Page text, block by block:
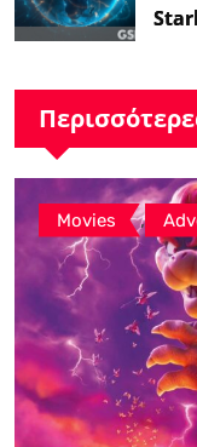
Movies ,